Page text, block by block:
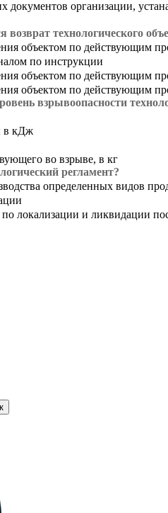
документов организации,
технологического
объектом по действующим
по инструкции
объектом по действующим
объектом по действующим
взрывоопасности
в кДж
во взрыве, в кг
регламент?
определенных видов
локализации и ликвидации